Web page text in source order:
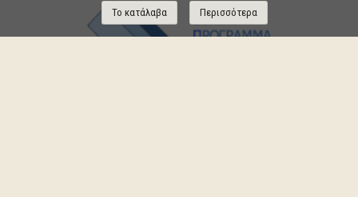
Το κατάλαβα Περισσότερα